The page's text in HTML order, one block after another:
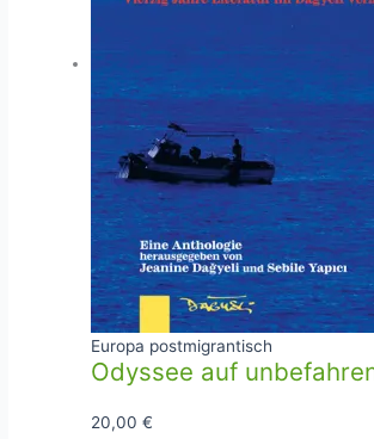
Europa postmigrantisch
Odyssee auf
20,00 €